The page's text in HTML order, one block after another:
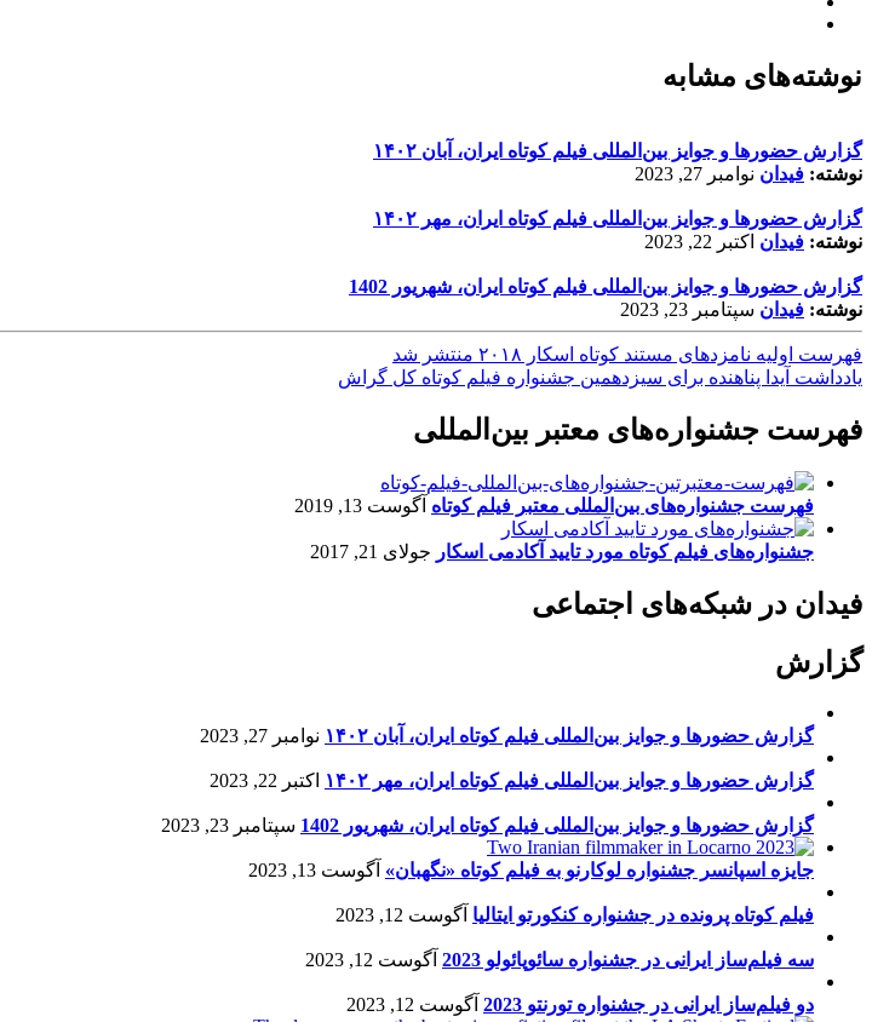
نوشته‌های مشابه
گزارش حضورها و جوایز بین‌المللی فیلم کوتاه ایران، آبان ۱۴۰۲
نوشته: فیدان نوامبر 27, 2023
گزارش حضورها و جوایز بین‌المللی فیلم کوتاه ایران، مهر ۱۴۰۲
نوشته: فیدان اکتبر 22, 2023
گزارش حضورها و جوایز بین‌المللی فیلم کوتاه ایران، شهریور 1402
نوشته: فیدان سپتامبر 23, 2023
فهرست اولیه نامزدهای مستند کوتاه اسکار ۲۰۱۸ منتشر شد
یادداشت آیدا پناهنده برای سیزدهمین جشنواره فیلم كوتاه كل گراش
فهرست جشنواره‌های معتبر بین‌المللی
فهرست جشنواره‌های بین‌المللی معتبر فیلم کوتاه آگوست 13, 2019
جشنواره‌های فیلم کوتاه مورد تایید آکادمی اسکار جولای 21, 2017
فیدان در شبکه‌های اجتماعی
گزارش
گزارش حضورها و جوایز بین‌المللی فیلم کوتاه ایران، آبان ۱۴۰۲ نوامبر 27, 2023
گزارش حضورها و جوایز بین‌المللی فیلم کوتاه ایران، مهر ۱۴۰۲ اکتبر 22, 2023
گزارش حضورها و جوایز بین‌المللی فیلم کوتاه ایران، شهریور 1402 سپتامبر 23, 2023
جایزه اسپانسر جشنواره لوکارنو به فیلم کوتاه «نگهبان» آگوست 13, 2023
فیلم کوتاه پرونده در جشنواره کنکورتو ایتالیا آگوست 12, 2023
سه فیلم‌ساز ایرانی در جشنواره سائوپائولو 2023 آگوست 12, 2023
دو فیلم‌ساز ایرانی در جشنواره تورنتو 2023 آگوست 12, 2023